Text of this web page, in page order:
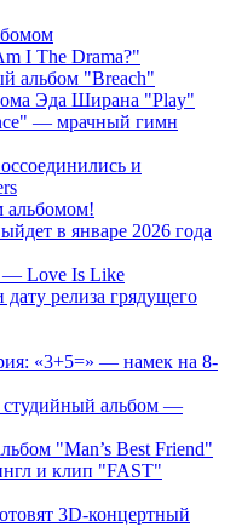
I The Drama?"
альбом "Breach"
Эда Ширана "Play"
— мрачный гимн
и
альбомом!
в январе 2026 года
— Love Is Like
релиза грядущего
«3+5=» — намек на 8-
студийный альбом —
"Man’s Best Friend"
и клип "FAST"
3D-концертный